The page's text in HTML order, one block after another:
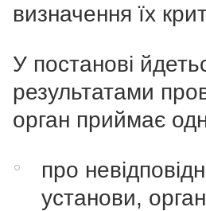
визначення їх
У постанові
результатами
орган приймає
про
установи,